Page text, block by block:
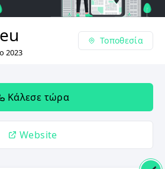
2023
Τοποθεσία
Κάλεσε τώρα
Website